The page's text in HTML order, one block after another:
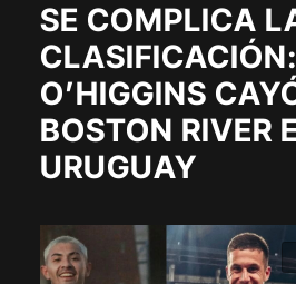
SE COMPLICA
CLASIFICACIÓN:
O’HIGGINS
BOSTON RIVER
URUGUAY